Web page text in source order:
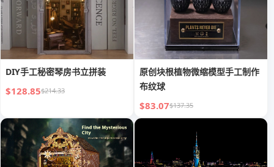
DIY手工秘密琴房书立拼装
$128.85$214.33
原创块根植物微缩模型手工制作
布纹球
$83.07$137.35